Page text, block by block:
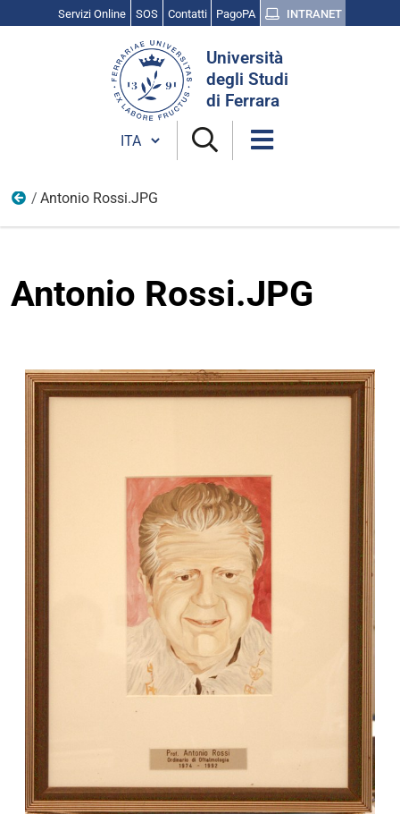
Servizi Online SOS Contatti PagoPA INTRANET
Università
degli Studi
di Ferrara
Cambia lingua
Persone
Antonio Rossi.JPG
Antonio Rossi.JPG